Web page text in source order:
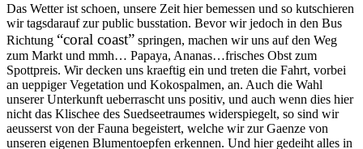
Das Wetter ist schoen, unsere Zeit hier bemessen und so kutschieren
wir tagsdarauf zur public busstation. Bevor wir jedoch in den Bus
Richtung “coral coast” springen, machen wir uns auf den Weg
zum Markt und mmh… Papaya, Ananas…frisches Obst zum
Spottpreis. Wir decken uns kraeftig ein und treten die Fahrt, vorbei
an ueppiger Vegetation und Kokospalmen, an. Auch die Wahl
unserer Unterkunft ueberrascht uns positiv, und auch wenn dies hier
nicht das Klischee des Suedseetraumes widerspiegelt, so sind wir
aeusserst von der Fauna begeistert, welche wir zur Gaenze von
unseren eigenen Blumentoepfen erkennen. Und hier gedeiht alles in